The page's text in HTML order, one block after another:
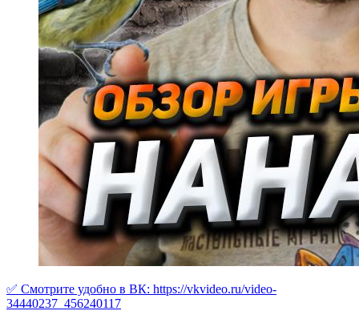
✅ Cмотрите удобно в ВК: https://vkvideo.ru/video-
34440237_456240117